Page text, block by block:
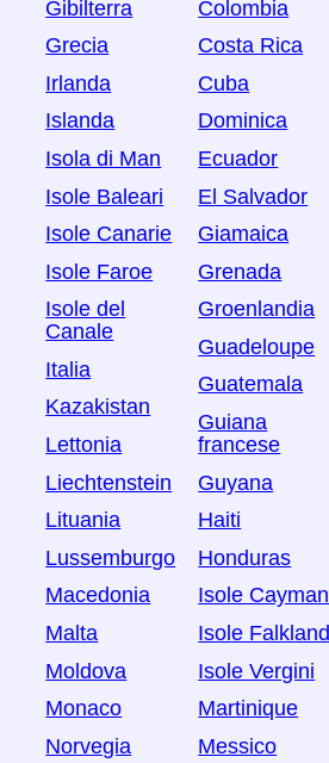
Gibilterra
Grecia
Irlanda
Islanda
Isola di Man
Isole Baleari
Isole Canarie
Isole Faroe
Isole del
Canale
Italia
Kazakistan
Lettonia
Liechtenstein
Lituania
Lussemburgo
Macedonia
Malta
Moldova
Monaco
Norvegia
Colombia
Costa Rica
Cuba
Dominica
Ecuador
El Salvador
Giamaica
Grenada
Groenlandia
Guadeloupe
Guatemala
Guiana
francese
Guyana
Haiti
Honduras
Isole Cayman
Isole Falkland
Isole Vergini
Martinique
Messico